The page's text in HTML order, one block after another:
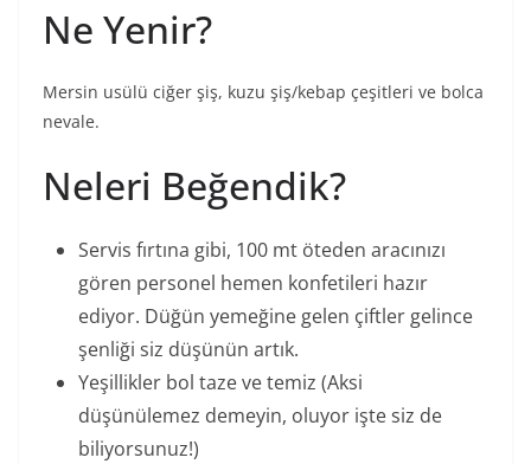
Ne Yenir?
Mersin usülü ciğer şiş, kuzu şiş/kebap çeşitleri ve bolca
nevale.
Neleri Beğendik?
Servis fırtına gibi, 100 mt öteden aracınızı
gören personel hemen konfetileri hazır
ediyor. Düğün yemeğine gelen çiftler gelince
şenliği siz düşünün artık.
Yeşillikler bol taze ve temiz (Aksi
düşünülemez demeyin, oluyor işte siz de
biliyorsunuz!)